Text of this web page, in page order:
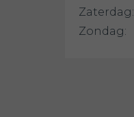
Zaterdag:
Zondag: